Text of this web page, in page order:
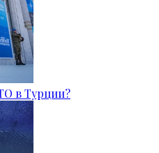
в Турции?